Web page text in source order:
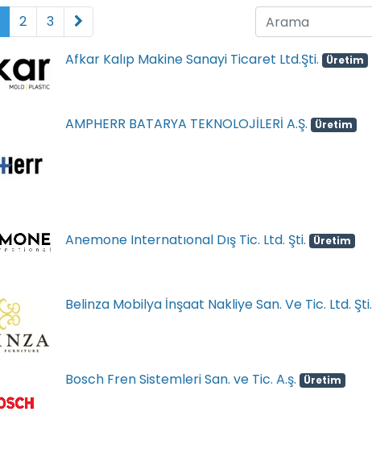
2 3
Afkar Kalıp Makine Sanayi Ticaret Ltd.Şti. Üretim
AMPHERR BATARYA TEKNOLOJİLERİ A.Ş. Üretim
Anemone Internatıonal Dış Tic. Ltd. Şti. Üretim
Belinza Mobilya İnşaat Nakliye San. Ve Tic. Ltd. Şti.
Bosch Fren Sistemleri San. ve Tic. A.ş. Üretim